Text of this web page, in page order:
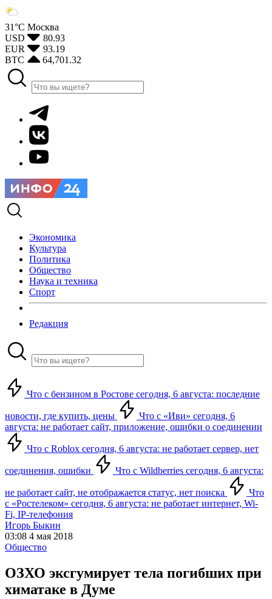
31°С Москва
USD
80.93
EUR
93.19
BTC
64,701.32
Экономика
Культура
Политика
Общество
Наука и техника
Спорт
Редакция
Что с бензином в Ростове сегодня, 6 августа: последние
новости, где купить, цены
Что с «Иви» сегодня, 6
августа: не работает сайт, приложение, ошибки о соединении
Что с Roblox сегодня, 6 августа: не работает сервер, нет
соединения, ошибки Что с Wildberries сегодня, 6 августа:
не работает сайт, не отображается статус, нет поиска
Что
с «Ростелеком» сегодня, 6 августа: не работает интернет, Wi-
Fi, IP-телефония
Игорь Быкин
03:08 4 мая 2018
Общество
ОЗХО эксгумирует тела погибших при
химатаке в Думе